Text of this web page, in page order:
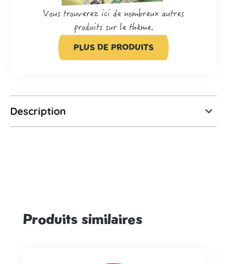
Vous trouverez ici de nombreux autres
produits sur le thème.
PLUS DE PRODUITS
Description
Ignorer la galerie de produits
Produits similaires